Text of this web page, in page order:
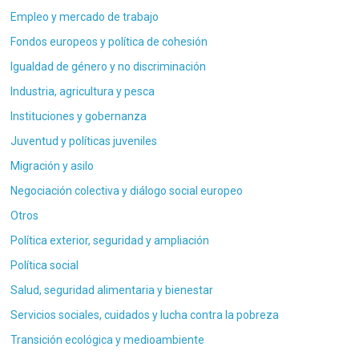
Empleo y mercado de trabajo
Fondos europeos y política de cohesión
Igualdad de género y no discriminación
Industria, agricultura y pesca
Instituciones y gobernanza
Juventud y políticas juveniles
Migración y asilo
Negociación colectiva y diálogo social europeo
Otros
Política exterior, seguridad y ampliación
Política social
Salud, seguridad alimentaria y bienestar
Servicios sociales, cuidados y lucha contra la pobreza
Transición ecológica y medioambiente